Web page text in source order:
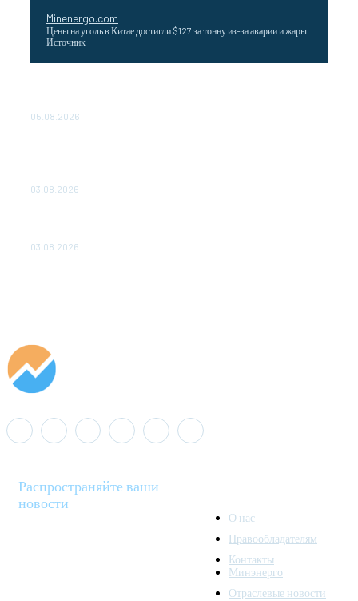
Minenergo.com
Цены на уголь в Китае достигли $127 за тонну из-за аварии и жары
Источник
05.08.2026
03.08.2026
03.08.2026
Распространяйте ваши
новости
О нас
Правообладателям
Контакты
Минэнерго
Отраслевые новости